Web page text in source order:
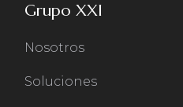
Grupo XXI
Nosotros
Soluciones